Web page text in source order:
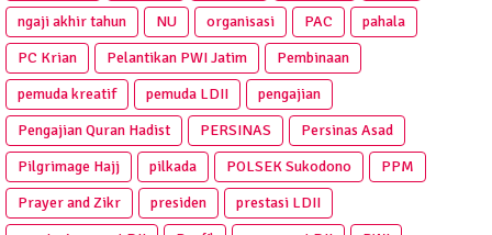
ngaji akhir tahun
NU organisasi PAC
pahala
PC Krian
Pelantikan PWI Jatim
Pembinaan
pemuda kreatif
pemuda LDII
pengajian
Pengajian Quran Hadist
PERSINAS
Persinas Asad
Pilgrimage Hajj
pilkada POLSEK Sukodono
PPM
Prayer and Zikr
presiden
prestasi LDII